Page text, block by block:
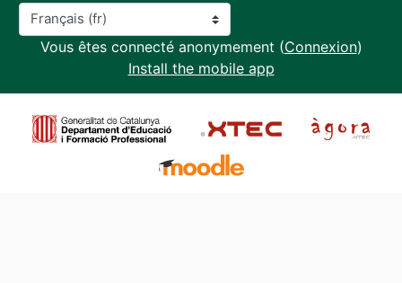
Langue
Vous êtes connecté anonymement (Connexion)
Install the mobile app